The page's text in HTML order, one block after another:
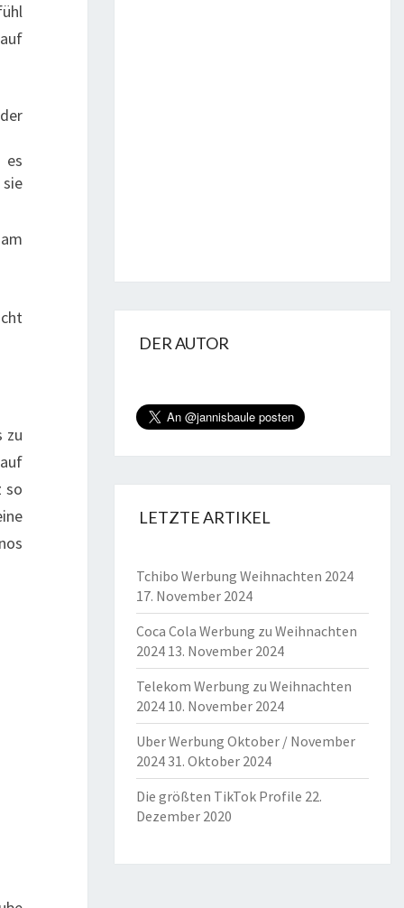
es
zu
so
DER AUTOR
LETZTE ARTIKEL
Tchibo Werbung Weihnachten 2024
17. November 2024
Coca Cola Werbung zu Weihnachten
2024 13. November 2024
Telekom Werbung zu Weihnachten
2024 10. November 2024
Uber Werbung Oktober / November
2024 31. Oktober 2024
Die größten TikTok Profile 22.
Dezember 2020